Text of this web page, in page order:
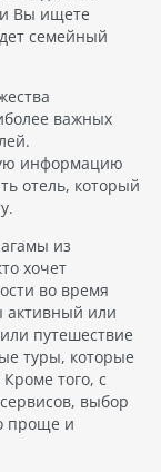
Вы ищете
семейный
важных
информацию
отель, который
из
хочет
во время
активный или
путешествие
туры, которые
того, с
выбор
проще и